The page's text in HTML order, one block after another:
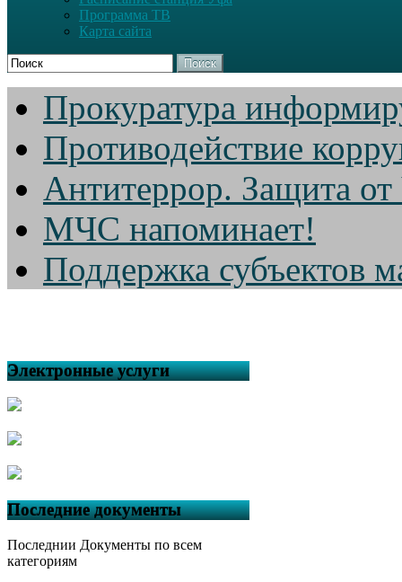
Программа ТВ
Карта сайта
Поиск
Прокуратура
Противодействие
Антитеррор. Защита
МЧС напоминает!
Поддержка субъектов
Электронные услуги
Последние документы
Последнии Документы по всем
категориям